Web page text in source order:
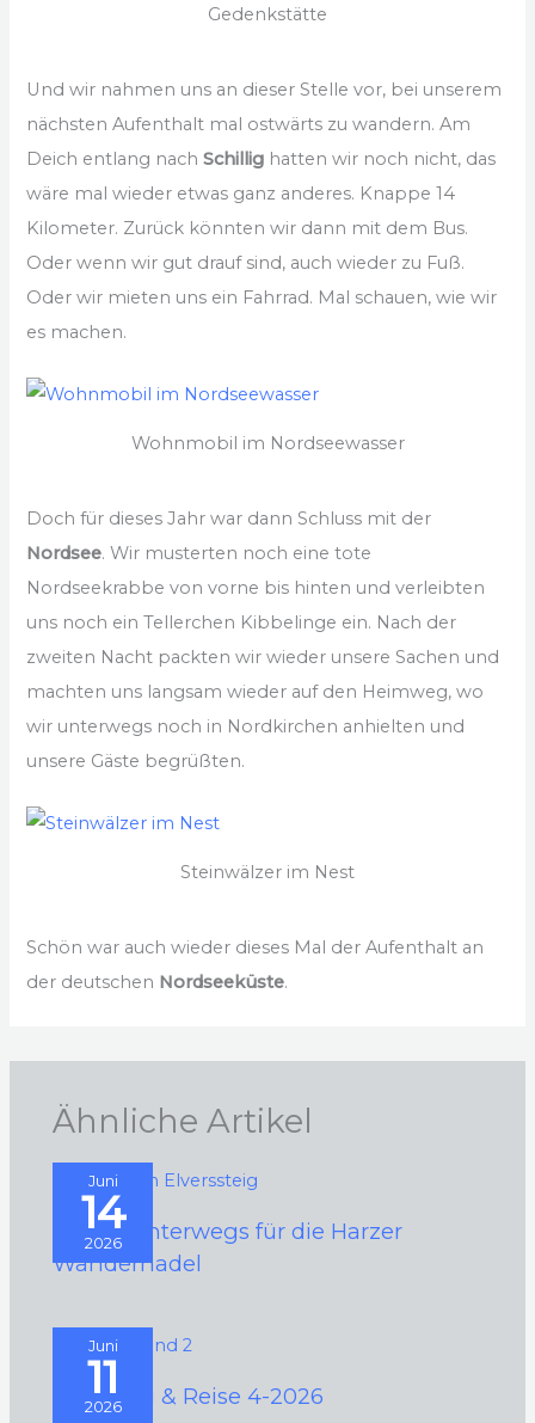
Gedenkstätte
Und wir nahmen uns an dieser Stelle vor, bei unserem
nächsten Aufenthalt mal ostwärts zu wandern. Am
Deich entlang nachSchillig hatten wir noch nicht, das
wäre mal wieder etwas ganz anderes. Knappe 14
Kilometer. Zurück könnten wir dann mit dem Bus.
Oder wenn wir gut drauf sind, auch wieder zu Fuß.
Oder wir mieten uns ein Fahrrad. Mal schauen, wie wir
es machen.
Wohnmobil im Nordseewasser
Doch für dieses Jahr war dann Schluss mit der
Nordsee. Wir musterten noch eine tote
Nordseekrabbe von vorne bis hinten und verleibten
uns noch ein Tellerchen Kibbelinge ein. Nach der
zweiten Nacht packten wir wieder unsere Sachen und
machten uns langsam wieder auf den Heimweg, wo
wir unterwegs noch in Nordkirchen anhielten und
unsere Gäste begrüßten.
Steinwälzer im Nest
Schön war auch wieder dieses Mal der Aufenthalt an
der deutschen Nordseeküste.
Ähnliche Artikel
Juni
14
2026
2026 – Unterwegs für die Harzer
Wandernadel
Juni
11
2026
Camping & Reise 4-2026